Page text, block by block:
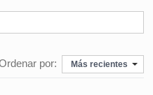
por: Más recientes